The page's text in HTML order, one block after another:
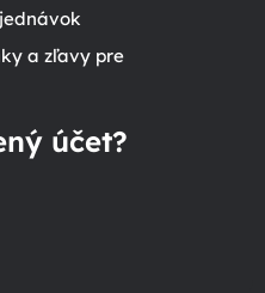
a zľavy pre
účet?